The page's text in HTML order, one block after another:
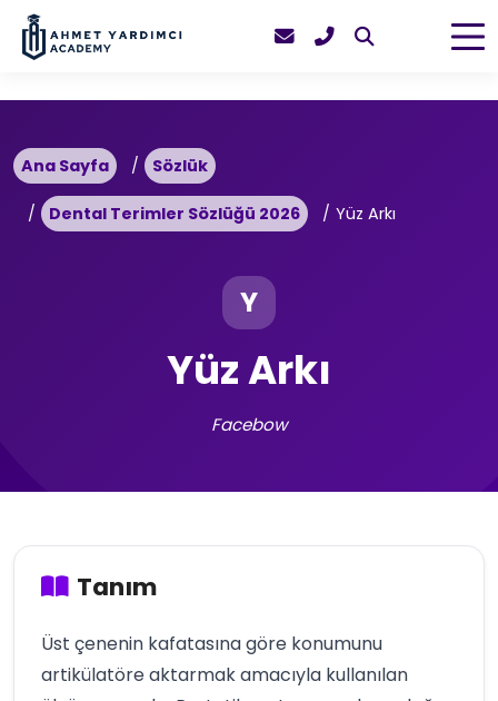
Ana Sayfa Sözlük
Dental Terimler Sözlüğü 2026 Yüz Arkı
Y
Yüz Arkı
Facebow
Tanım
Üst çenenin kafatasına göre konumunu
artikülatöre aktarmak amacıyla kullanılan